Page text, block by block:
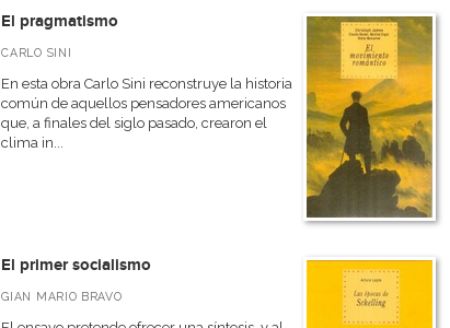
El pragmatismo
CARLO SINI
En esta obra Carlo Sini reconstruye la historia
común de aquellos pensadores americanos
que, a finales del siglo pasado, crearon el
clima in...
El primer socialismo
GIAN MARIO BRAVO